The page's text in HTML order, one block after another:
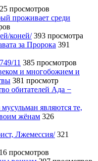
просмотров
проживает среди
коней/ 393 просмотра
за Пророка 391
11 385 просмотров
и многобожием и
381 просмотр
обитателей Ада −
являются те,
жёнам 326
Лжемессия/ 321
просмотров